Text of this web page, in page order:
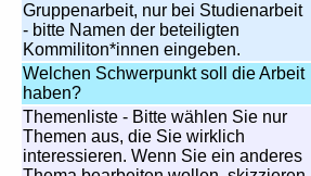
Gruppenarbeit, nur bei Studienarbeit
- bitte Namen der beteiligten
Kommiliton*innen eingeben.
Welchen Schwerpunkt soll die Arbeit
haben?
Themenliste - Bitte wählen Sie nur
Themen aus, die Sie wirklich
interessieren. Wenn Sie ein anderes